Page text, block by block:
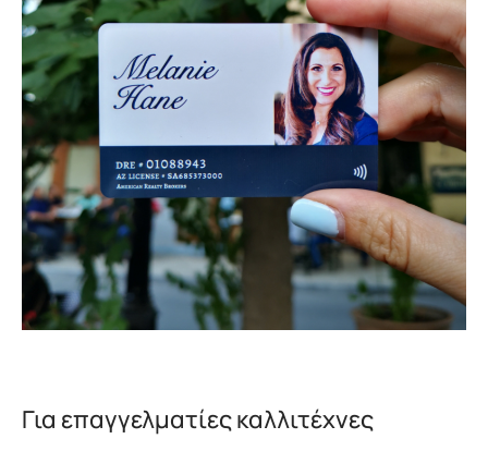
Για επαγγελματίες καλλιτέχνες